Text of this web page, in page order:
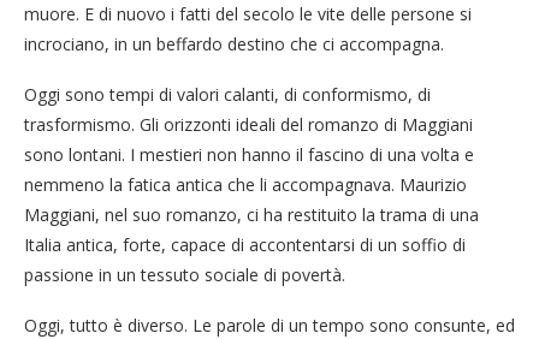
muore. E di nuovo i fatti del secolo le vite delle persone si
incrociano, in un beffardo destino che ci accompagna.
Oggi sono tempi di valori calanti, di conformismo, di
trasformismo. Gli orizzonti ideali del romanzo di Maggiani
sono lontani. I mestieri non hanno il fascino di una volta e
nemmeno la fatica antica che li accompagnava. Maurizio
Maggiani, nel suo romanzo, ci ha restituito la trama di una
Italia antica, forte, capace di accontentarsi di un soffio di
passione in un tessuto sociale di povertà.
Oggi, tutto è diverso. Le parole di un tempo sono consunte, ed